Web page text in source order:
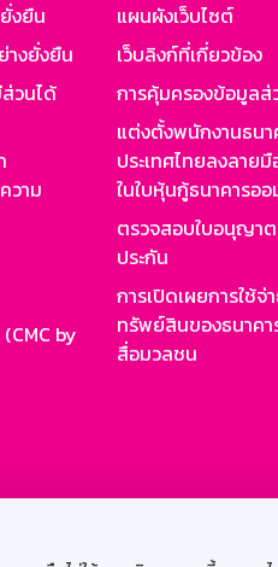
งยืน
างยั่งยืน
วนได้
วาม
by
แผนผังเว็บไซต์
เว็บลิงก์ที่เกี่ยวข้อง
การคุ้มครองข้อมูล
แต่งตั้งพนักงานธนา
ประเทศไทยลงลาย
ในใบหุ้นกู้ธนาคารอ
ตรวจสอบใบอนุญา
ประกัน
การเปิดเผยการใช้จ่
ทรัพย์สินของธนาคา
สื่อมวลชน